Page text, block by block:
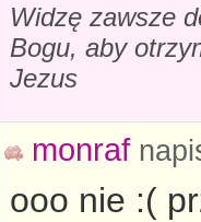
Widzę zawsze
Bogu, aby
Jezus
monraf
ooo nie :(